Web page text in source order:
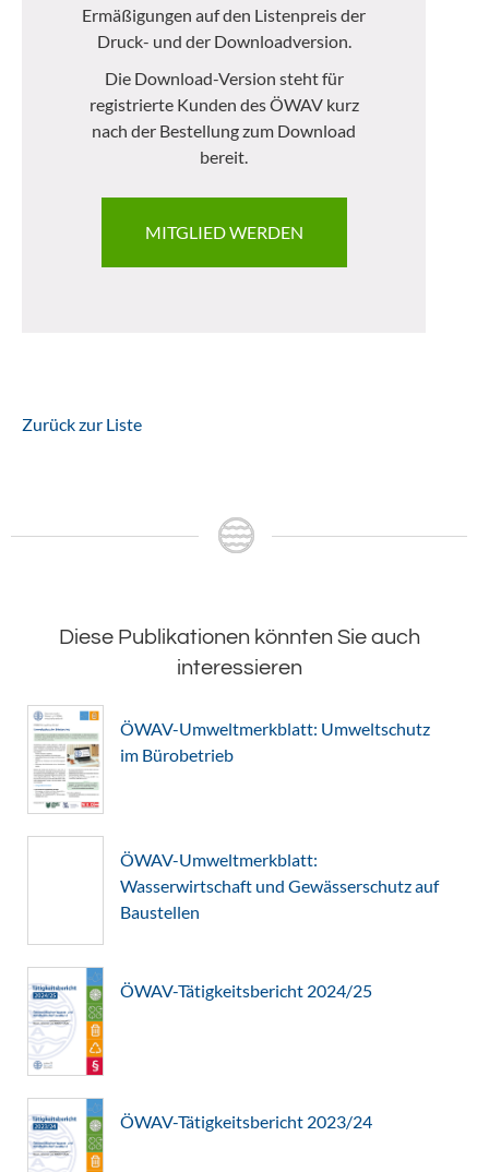
Ermäßigungen auf den Listenpreis der
Druck- und der Downloadversion.
Die Download-Version steht für
registrierte Kunden des ÖWAV kurz
nach der Bestellung zum Download
bereit.
MITGLIED WERDEN
Zurück zur Liste
Diese Publikationen könnten Sie auch
interessieren
ÖWAV-Umweltmerkblatt: Umweltschutz
im Bürobetrieb
ÖWAV-Umweltmerkblatt:
Wasserwirtschaft und Gewässerschutz auf
Baustellen
ÖWAV-Tätigkeitsbericht 2024/25
ÖWAV-Tätigkeitsbericht 2023/24